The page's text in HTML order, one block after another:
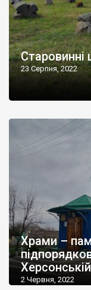
Старовинні
23 Серпня, 2022
Храми –
2 Червня, 2022